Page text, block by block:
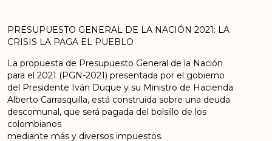
PRESUPUESTO GENERAL DE LA NACIÓN 2021: LA
CRISIS LA PAGA EL PUEBLO
La propuesta de Presupuesto General de la Nación
para el 2021 (PGN-2021) presentada por el gobierno
del Presidente Iván Duque y su Ministro de Hacienda
Alberto Carrasquilla, está construida sobre una deuda
descomunal, que será pagada del bolsillo de los
colombianos
mediante más y diversos impuestos.